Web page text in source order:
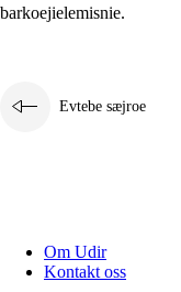
3.5
barkoejielemisnie.
Evtebe sæjroe
Om Udir
Kontakt oss